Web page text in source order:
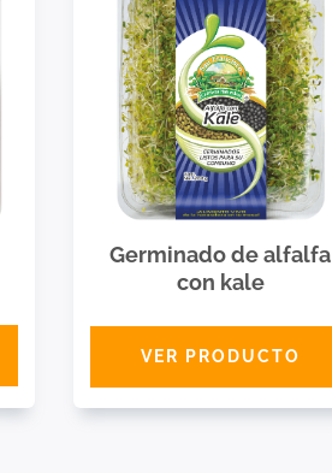
Germinado de alfalfa
con kale
VER PRODUCTO